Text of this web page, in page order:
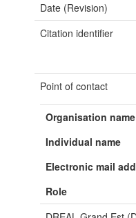
Date (Revision)
Citation identifier
Point of contact
Organisation name
Individual name
Electronic mail
Role